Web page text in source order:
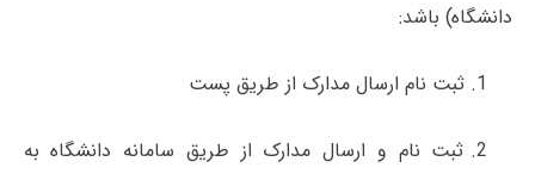
دانشگاه) باشد:
ثبت نام ارسال مدارک از طریق پست
ثبت نام و ارسال مدارک از طریق سامانه دانشگاه به